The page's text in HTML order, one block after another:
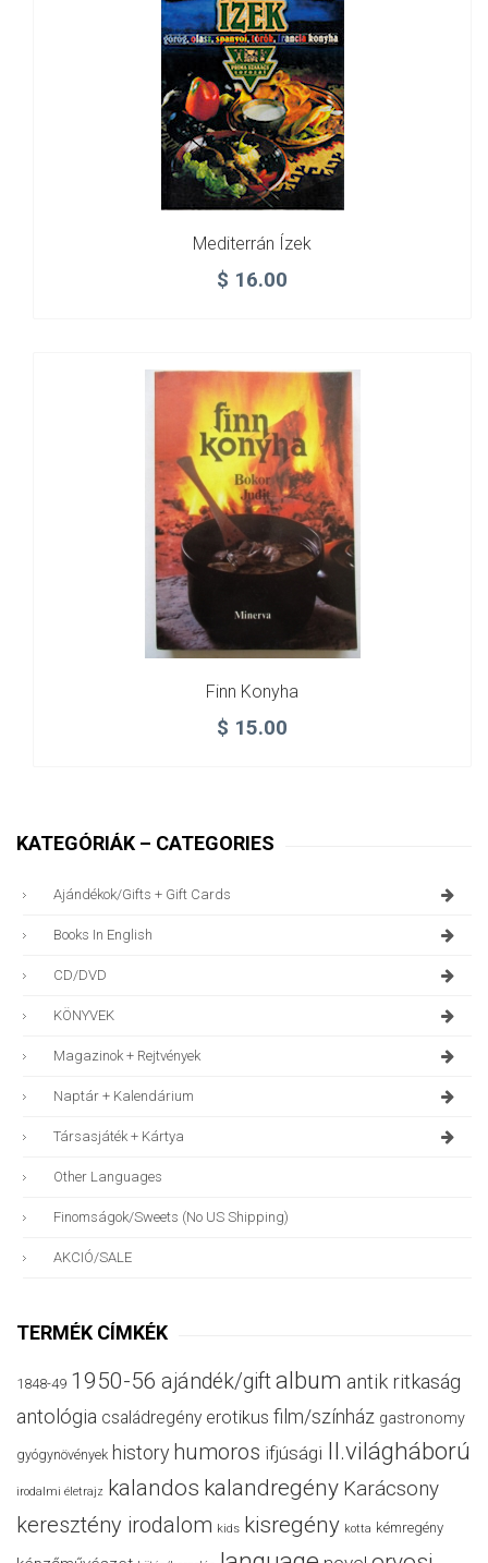
Mediterrán Ízek
$ 16.00
Finn Konyha
$ 15.00
KATEGÓRIÁK – CATEGORIES
Ajándékok/gifts + Gift Cards
Books In English
CD/DVD
KÖNYVEK
Magazinok + Rejtvények
Naptár + Kalendárium
Társasjáték + Kártya
Other Languages
Finomságok/sweets (no US Shipping)
AKCIÓ/SALE
TERMÉK CÍMKÉK
1848-49 1950-56 ajándék/giftalbum antik ritkaság
antológia családregény erotikus film/színház gastronomy
gyógynövények history humoros ifjúsági II.világháború
irodalmi életrajz kalandos kalandregény Karácsony
keresztény irodalom kids kisregény kotta kémregény